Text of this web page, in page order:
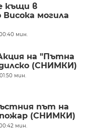
къщи в
могила
мин.
на "Пътна
(СНИМКИ)
мин.
път на
пожар (СНИМКИ)
мин.